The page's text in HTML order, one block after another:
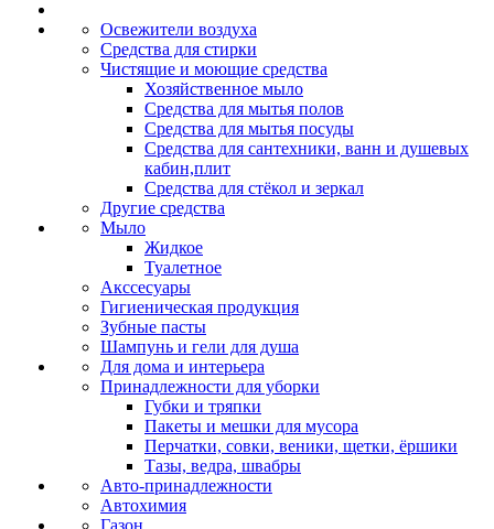
Освежители воздуха
Средства для стирки
Чистящие и моющие средства
Хозяйственное мыло
Средства для мытья полов
Средства для мытья посуды
Средства для сантехники, ванн и душевых
кабин,плит
Средства для стёкол и зеркал
Другие средства
Мыло
Жидкое
Туалетное
Акссесуары
Гигиеническая продукция
Зубные пасты
Шампунь и гели для душа
Для дома и интерьера
Принадлежности для уборки
Губки и тряпки
Пакеты и мешки для мусора
Перчатки, совки, веники, щетки, ёршики
Тазы, ведра, швабры
Авто-принадлежности
Автохимия
Газон